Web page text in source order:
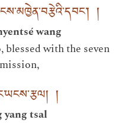
།
wang
blessed with the seven
།
yang tsal